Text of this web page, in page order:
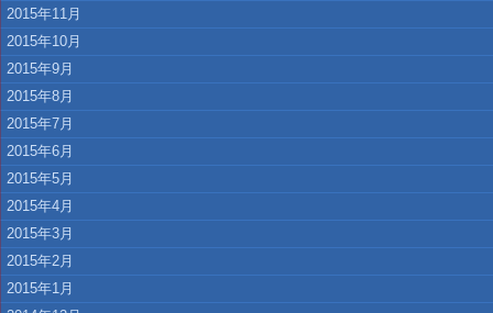
2015年11月
2015年10月
2015年9月
2015年8月
2015年7月
2015年6月
2015年5月
2015年4月
2015年3月
2015年2月
2015年1月